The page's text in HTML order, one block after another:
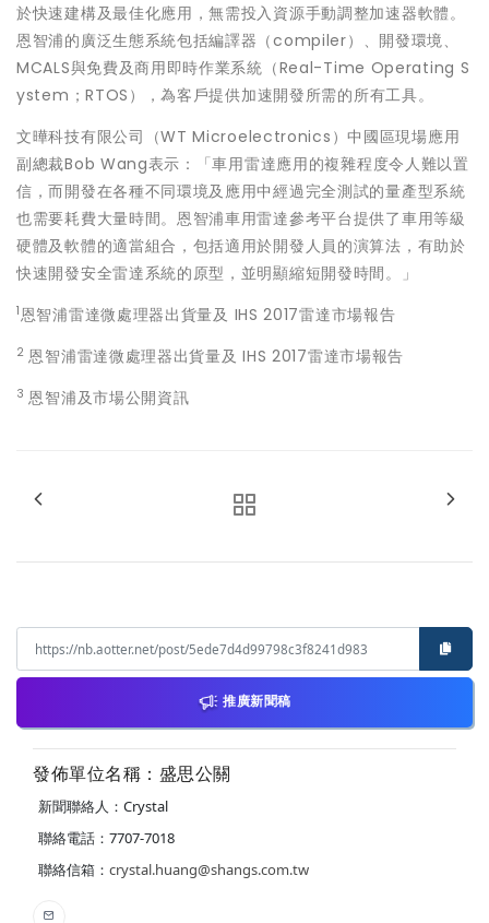
於快速建構及最佳化應用，無需投入資源手動調整加速器軟體。
恩智浦的廣泛生態系統包括編譯器（compiler）、開發環境、
MCALS與免費及商用即時作業系統（Real-Time Operating S
ystem；RTOS），為客戶提供加速開發所需的所有工具。
文曄科技有限公司（WT Microelectronics）中國區現場應用
副總裁Bob Wang表示：「車用雷達應用的複雜程度令人難以置
信，而開發在各種不同環境及應用中經過完全測試的量產型系統
也需要耗費大量時間。恩智浦車用雷達參考平台提供了車用等級
硬體及軟體的適當組合，包括適用於開發人員的演算法，有助於
快速開發安全雷達系統的原型，並明顯縮短開發時間。」
1恩智浦雷達微處理器出貨量及 IHS 2017雷達市場報告
2 恩智浦雷達微處理器出貨量及 IHS 2017雷達市場報告
3 恩智浦及市場公開資訊
推廣新聞稿
發佈單位名稱：盛思公關
新聞聯絡人：Crystal
聯絡電話：7707-7018
聯絡信箱： crystal.huang@shangs.com.tw